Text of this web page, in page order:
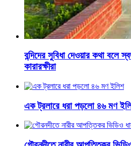
বন্দিদের সুবিধা দেওয়ার কথা বলে
কারারক্ষীরা
এক ট্রলারে ধরা পড়লো ৪৬ মণ